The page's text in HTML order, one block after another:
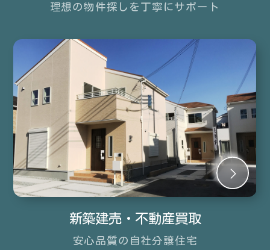
理想の物件探しを丁寧にサポート
新築建売・不動産買取
安心品質の自社分譲住宅